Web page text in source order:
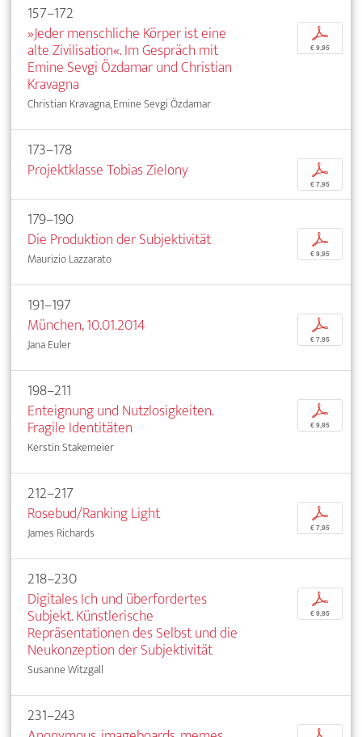
157–172
»Jeder menschliche Körper ist eine
alte Zivilisation«. Im Gespräch mit
Emine Sevgi Özdamar und Christian
Kravagna
Christian Kravagna, Emine Sevgi Özdamar
p
€ 9,95
173–178
Projektklasse Tobias Zielony
p
€ 7,95
179–190
Die Produktion der Subjektivität
Maurizio Lazzarato
p
€ 9,95
191–197
München, 10.01.2014
Jana Euler
p
€ 7,95
198–211
Enteignung und Nutzlosigkeiten.
Fragile Identitäten
Kerstin Stakemeier
p
€ 9,95
212–217
Rosebud/Ranking Light
James Richards
p
€ 7,95
218–230
Digitales Ich und überfordertes
Subjekt. Künstlerische
Repräsentationen des Selbst und die
Neukonzeption der Subjektivität
Susanne Witzgall
p
€ 9,95
231–243